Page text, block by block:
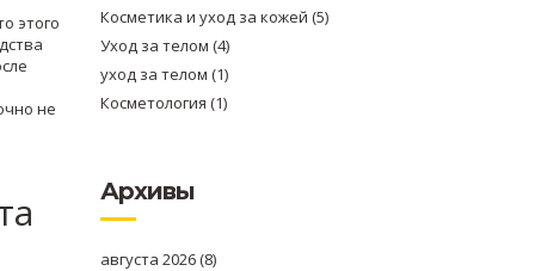
этого
не
Косметика и уход за кожей (5)
Уход за телом (4)
уход за телом (1)
Косметология (1)
Архивы
августа 2026(8)